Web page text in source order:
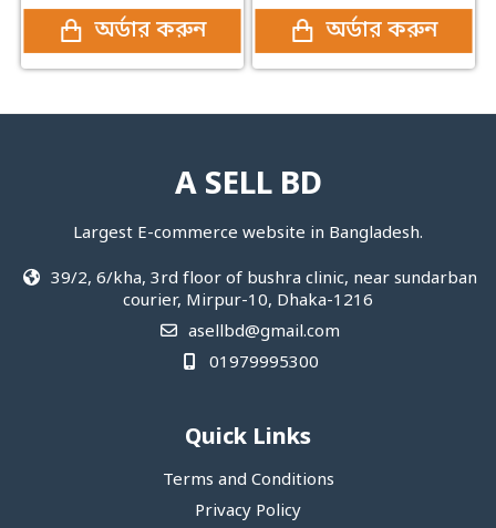
অর্ডার করুন অর্ডার করুন
A SELL BD
Largest E-commerce website in Bangladesh.
39/2, 6/kha, 3rd floor of bushra clinic, near sundarban
courier, Mirpur-10, Dhaka-1216
asellbd@gmail.com
01979995300
Quick Links
Terms and Conditions
Privacy Policy